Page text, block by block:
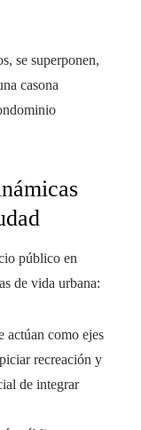
se superponen,
casona
público en
de vida urbana:
actúan como ejes
recreación y
de integrar